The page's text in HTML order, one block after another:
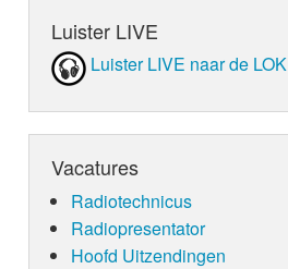
Luister LIVE
Luister LIVE naar de LOK
Vacatures
Radiotechnicus
Radiopresentator
Hoofd Uitzendingen